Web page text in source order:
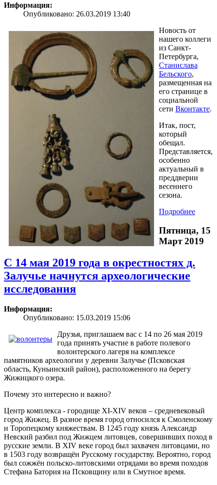
Информация:
Опубликовано: 26.03.2019 13:40
Новость от
нашего коллеги
из Санкт-
Петербурга,
Станислава
Бельского,
размещенная на
его странице в
социальной
сети Вконтакте.
Итак, пост,
который
обещал.
Представляется,
особенно
актуальный в
преддверии
весеннего
сезона.
Подробнее
Пятница, 15
Март 2019
С 14 мая 2019 года в окрестностях д.
Залучье начнутся археологические
исследования
Информация:
Опубликовано: 15.03.2019 15:06
Друзья, приглашаем вас с 14 по 26 мая 2019
года принять участие в работе полевого
волонтерского лагеря на комплексе
памятников археологии у деревни Залучье (Псковская
область, Куньинский район), расположенного на берегу
Жижицкого озера.
Почему это интересно и важно?
Центр комплекса - городище XI-XIV веков – средневековый
город Жижец. В разное время город относился к Смоленскому
и Торопецкому княжествам. В 1245 году князь Александр
Невский разбил под Жижцем литовцев, совершивших поход в
русские земли. В XIV веке город был захвачен литовцами, но
в 1503 году возвращён Русскому государству. Вероятно, город
был сожжён польско-литовскими отрядами во время походов
Стефана Батория на Псковщину или в Смутное время.